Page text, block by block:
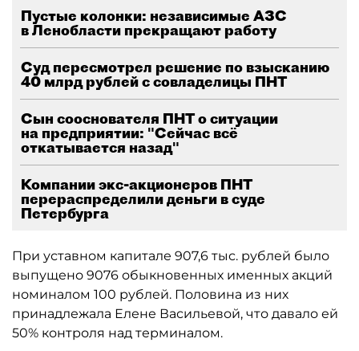
Пустые колонки: независимые АЗС
в Ленобласти прекращают работу
Суд пересмотрел решение по взысканию
40 млрд рублей с совладелицы ПНТ
Сын сооснователя ПНТ о ситуации
на предприятии: "Сейчас всё
откатывается назад"
Компании экс-акционеров ПНТ
перераспределили деньги в суде
Петербурга
При уставном капитале 907,6 тыс. рублей было
выпущено 9076 обыкновенных именных акций
номиналом 100 рублей. Половина из них
принадлежала Елене Васильевой, что давало ей
50% контроля над терминалом.